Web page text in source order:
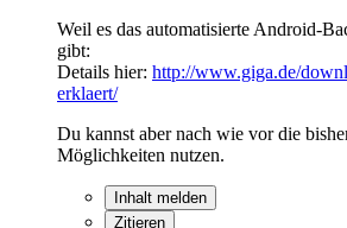
Weil es das automatisierte Android-
gibt:
Details hier: http://www.giga.de/
erklaert/
Du kannst aber nach wie vor die
Möglichkeiten nutzen.
Inhalt melden
Zitieren